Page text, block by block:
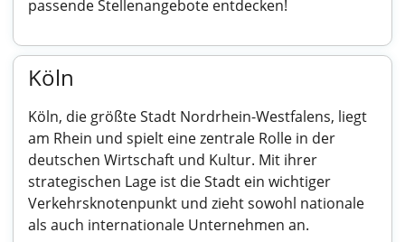
passende Stellenangebote entdecken!
Köln
Köln, die größte Stadt Nordrhein-Westfalens, liegt
am Rhein und spielt eine zentrale Rolle in der
deutschen Wirtschaft und Kultur. Mit ihrer
strategischen Lage ist die Stadt ein wichtiger
Verkehrsknotenpunkt und zieht sowohl nationale
als auch internationale Unternehmen an.